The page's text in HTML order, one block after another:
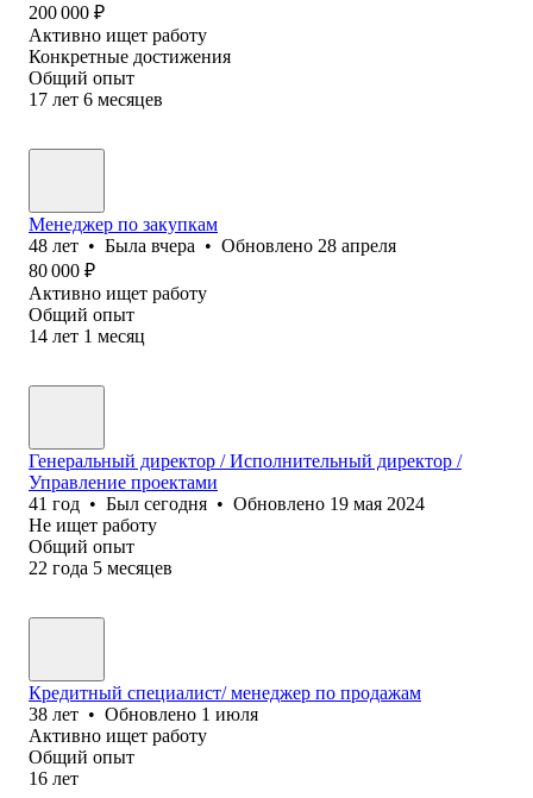
200 000 ₽
Активно ищет работу
Конкретные достижения
Общий опыт
17 лет 6 месяцев
Менеджер по закупкам
48 лет • Была вчера • Обновлено 28 апреля
80 000 ₽
Активно ищет работу
Общий опыт
14 лет 1 месяц
Генеральный директор / Исполнительный директор /
Управление проектами
41 год • Был сегодня • Обновлено 19 мая 2024
Не ищет работу
Общий опыт
22 года 5 месяцев
Кредитный специалист/ менеджер по продажам
38 лет • Обновлено 1 июля
Активно ищет работу
Общий опыт
16 лет